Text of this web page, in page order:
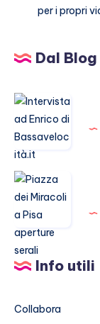
per i propri
Dal Blog
Intervista
ad
Enrico
di
Bassavelocità.it
Piazza
dei
Miracoli
a
Pisa
apertureInfo utili
Collabora